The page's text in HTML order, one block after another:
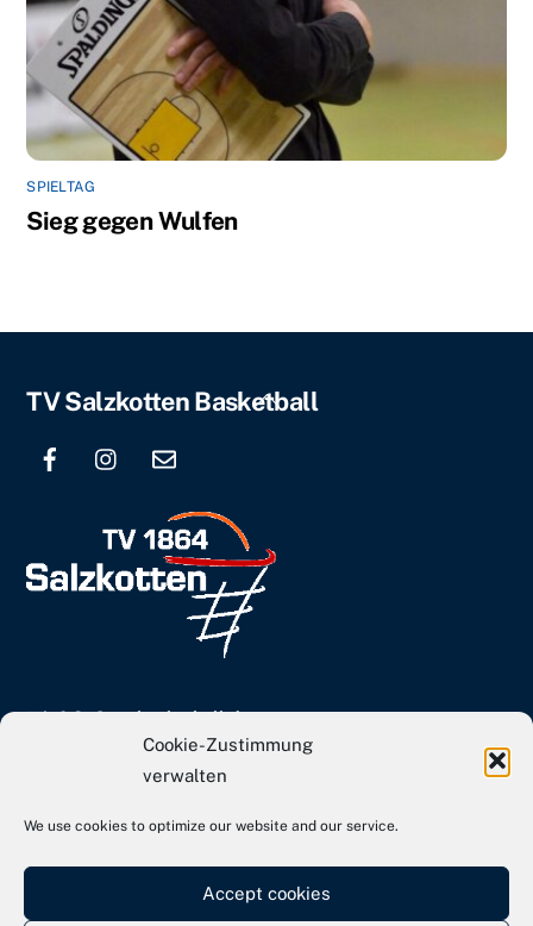
Cookie-Zustimmung
verwalten
We use cookies to optimize our website and our service.
Accept cookies
SPIELTAG
Sieg gegen Wulfen
Back
TV Salzkotten Basketball
info[at]tvs-basketball.de
Webseite TVS Gesamtverein
Kontakt